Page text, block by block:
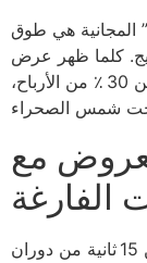
المجانية هي طوق
كلما ظهر عرض
“بدون إيداع”، يرافقه شرط تحويل لا يقل عن 30 ٪ من الأرباح،
مع
الفارغة
المقارنة بين 15 ثانية من دوران Starburst و 48 ثانية من